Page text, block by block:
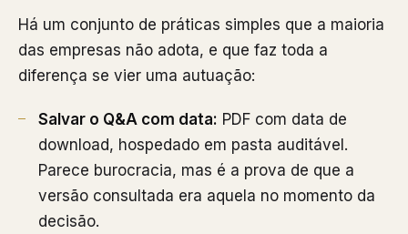
Há um conjunto de práticas simples que a maioria
das empresas não adota, e que faz toda a
diferença se vier uma autuação:
Salvar o Q&A com data: PDF com data de
download, hospedado em pasta auditável.
Parece burocracia, mas é a prova de que a
versão consultada era aquela no momento da
decisão.